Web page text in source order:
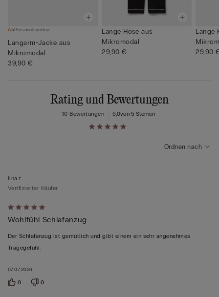
Personalisierbar
Langarm-Jacke aus
Mikromodal
39,90 €
Lange Hose aus
Mikromodal
29,90 €
Lange
29,90
Rating und Bewertungen
5,0von 5 Sternen
10 Bewertungen
Ordnen nach
Mit
5
von
5
07.07.2026
lina t
Verifizierter Käufer
Wohlfühl Schlafanzug
Der Schlafanzug ist gemütlich und gibt einem ein sehr angenehmes
Tragegefühl.
0 0